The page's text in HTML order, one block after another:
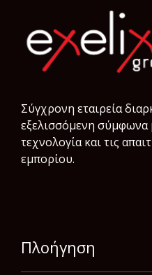
Σύγχρονη εταιρεία
εξελισσόμενη σύμφωνα
τεχνολογία και τις
εμπορίου.
Πλοήγηση